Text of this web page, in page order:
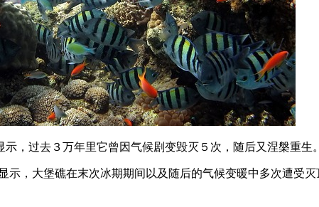
过去３万年里它曾因气候剧变毁灭５次，随后又涅槃重生。
，大堡礁在末次冰期期间以及随后的气候变暖中多次遭受